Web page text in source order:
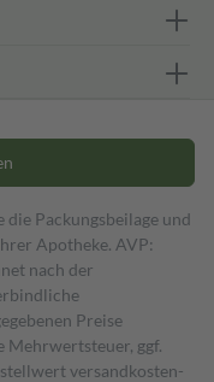
die Packungsbeilage und
Apotheke. AVP:
nach der
Preise
Mehrwertsteuer, ggf.
versand­kosten­